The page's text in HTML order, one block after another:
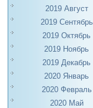
2019 Август
2019 Сентябрь
2019 Октябрь
2019 Ноябрь
2019 Декабрь
2020 Январь
2020 Февраль
2020 Май